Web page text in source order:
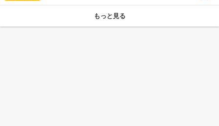
もっと見る